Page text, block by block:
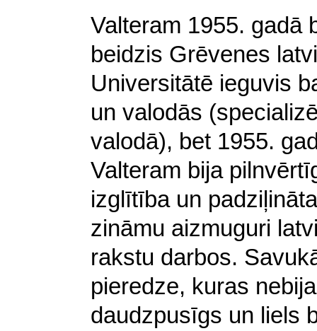
Valteram 1955. gadā
beidzis Grēvenes
Universitātē ieguvis
un valodās
valodā), bet 1955.
Valteram bija
izglītība un
zināmu aizmuguri
rakstu darbos.
pieredze, kuras
daudzpusīgs un liels